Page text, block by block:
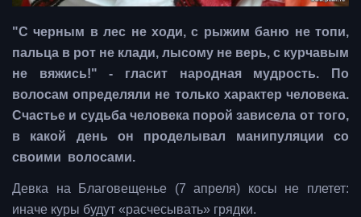
"С черным в лес не ходи, с рыжим баню не топи,
пальца в рот не клади, лысому не верь, с курчавым
не вяжись!" - гласит народная мудрость. По
волосам определяли не только характер человека.
Счастье и судьба человека порой зависела от того,
в какой день он проделывал манипуляции со
своими волосами.
Девка на Благовещенье (7 апреля) косы не плетет:
иначе куры будут «расчесывать» грядки.